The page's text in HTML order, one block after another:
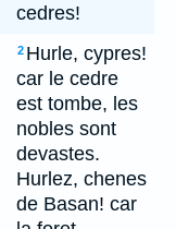
cedres!
2 Hurle, cypres!
car le cedre
est tombe, les
nobles sont
devastes.
Hurlez, chenes
de Basan! car